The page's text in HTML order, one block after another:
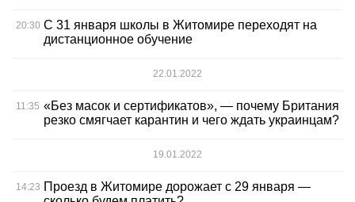
20:30 С 31 января школы в Житомире переходят на
дистанционное обучение
22.01.2022
11:35 «Без масок и сертификатов», — почему Британия
резко смягчает карантин и чего ждать украинцам?
19.01.2022
14:23 Проезд в Житомире дорожает с 29 января —